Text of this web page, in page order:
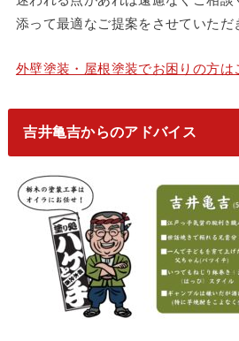
添って最適なご提案をさせていただ
外壁塗装・屋根塗装でお困りの方は
吉井亀吉からのアドバイス